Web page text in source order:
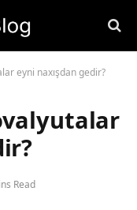
eyni naxışdan gedir?
Read